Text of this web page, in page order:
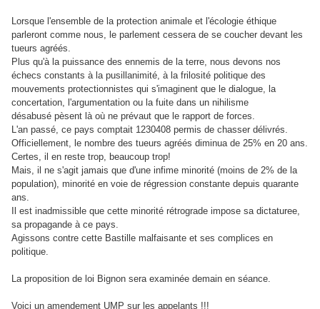
Lorsque l'ensemble de la protection animale et l'écologie éthique
parleront comme nous, le parlement cessera de se coucher devant les
tueurs agréés.
Plus qu'à la puissance des ennemis de la terre, nous devons nos
échecs constants à la pusillanimité, à la frilosité politique des
mouvements protectionnistes qui s'imaginent que le dialogue, la
concertation, l'argumentation ou la fuite dans un nihilisme
désabusé pèsent là où ne prévaut que le rapport de forces.
L'an passé, ce pays comptait 1230408 permis de chasser délivrés.
Officiellement, le nombre des tueurs agréés diminua de 25% en 20 ans.
Certes, il en reste trop, beaucoup trop!
Mais, il ne s'agit jamais que d'une infime minorité (moins de 2% de la
population), minorité en voie de régression constante depuis quarante
ans.
Il est inadmissible que cette minorité rétrograde impose sa dictaturee,
sa propagande à ce pays.
Agissons contre cette Bastille malfaisante et ses complices en
politique.
La proposition de loi Bignon sera examinée demain en séance.
Voici un amendement UMP sur les appelants !!!